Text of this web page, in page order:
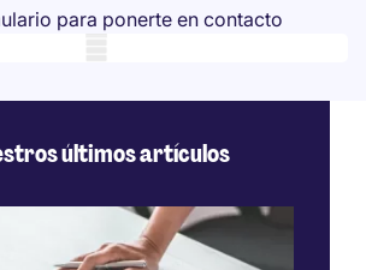
para ponerte en contacto
últimos artículos